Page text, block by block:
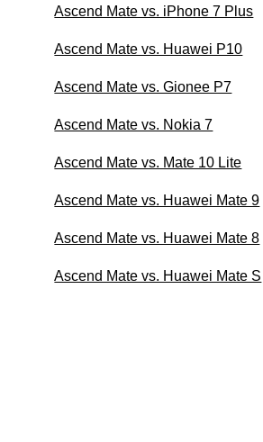
Ascend Mate vs. iPhone 7 Plus
Ascend Mate vs. Huawei P10
Ascend Mate vs. Gionee P7
Ascend Mate vs. Nokia 7
Ascend Mate vs. Mate 10 Lite
Ascend Mate vs. Huawei Mate 9
Ascend Mate vs. Huawei Mate 8
Ascend Mate vs. Huawei Mate S